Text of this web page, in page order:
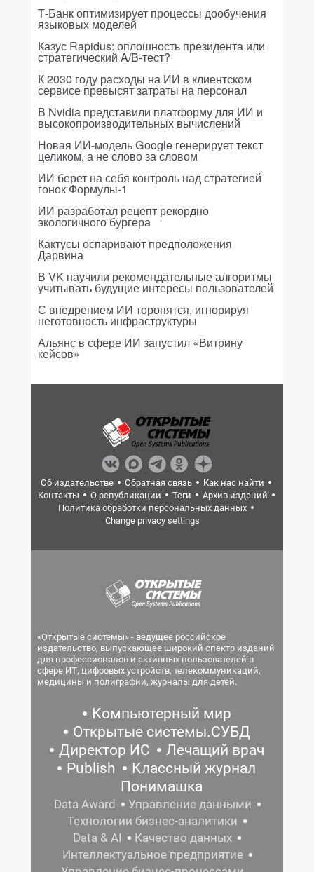
Т-Банк оптимизирует процессы дообучения
языковых моделей
Казус Rapidus: оплошность президента или
стратегический A/B-тест?
К 2030 году расходы на ИИ в клиентском
сервисе превысят затраты на персонал
В Nvidia представили платформу для ИИ и
высокопроизводительных вычислений
Новая ИИ-модель Google генерирует текст
целиком, а не слово за словом
ИИ берет на себя контроль над стратегией
гонок Формулы-1
ИИ разработал рецепт рекордно
экологичного бургера
Кактусы оспаривают предположения
Дарвина
В VK научили рекомендательные алгоритмы
учитывать будущие интересы пользователей
С внедрением ИИ торопятся, игнорируя
неготовность инфраструктуры
Альянс в сфере ИИ запустил «Витрину
кейсов»
Об издательстве Обратная связь
Как нас найти
Контакты
О републикации Теги
Архив изданий
Политика обработки персональных данных
Change privacy settings
«Открытые системы» - ведущее российское
издательство, выпускающее широкий спектр изданий
для профессионалов и активных пользователей в
сфере ИТ, цифровых устройств, телекоммуникаций,
медицины и полиграфии, журналы для детей.
Компьютерный мир
Открытые системы.СУБД
Директор ИС
Лечащий врач
Publish
Классный журнал
Понимашка
Data Award
Управление данными
Технологии бизнес-аналитики
Data & AI
Качество данных
Интеллектуальное предприятие